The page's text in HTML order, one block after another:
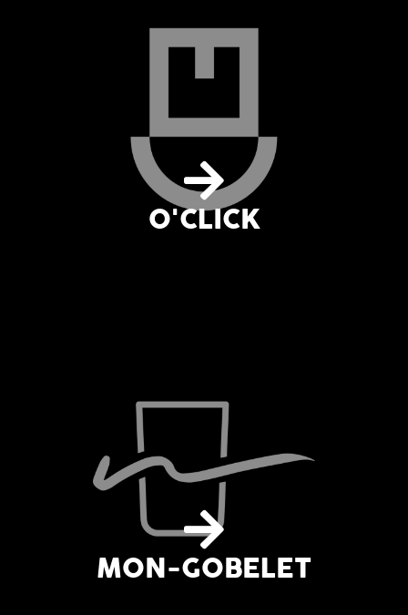
O'CLICK
MON-GOBELET